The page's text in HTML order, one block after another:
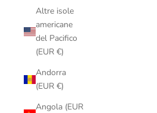
Altre isole
americane
del Pacifico
(EUR €)
Andorra
(EUR €)
Angola (EUR